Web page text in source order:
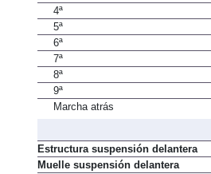
4ª
5ª
6ª
7ª
8ª
9ª
Marcha atrás
Estructura suspensión delantera
Muelle suspensión delantera